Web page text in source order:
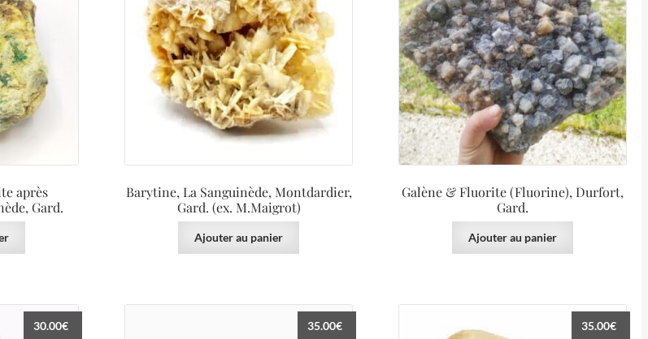
après
Gard.
Barytine, La Sanguinède, Montdardier,
Gard. (ex. M.Maigrot)
Ajouter au panier
Galène & Fluorite (Fluorine), Durfort,
Gard.
Ajouter au panier
30.00€ 35.00€ 35.00€